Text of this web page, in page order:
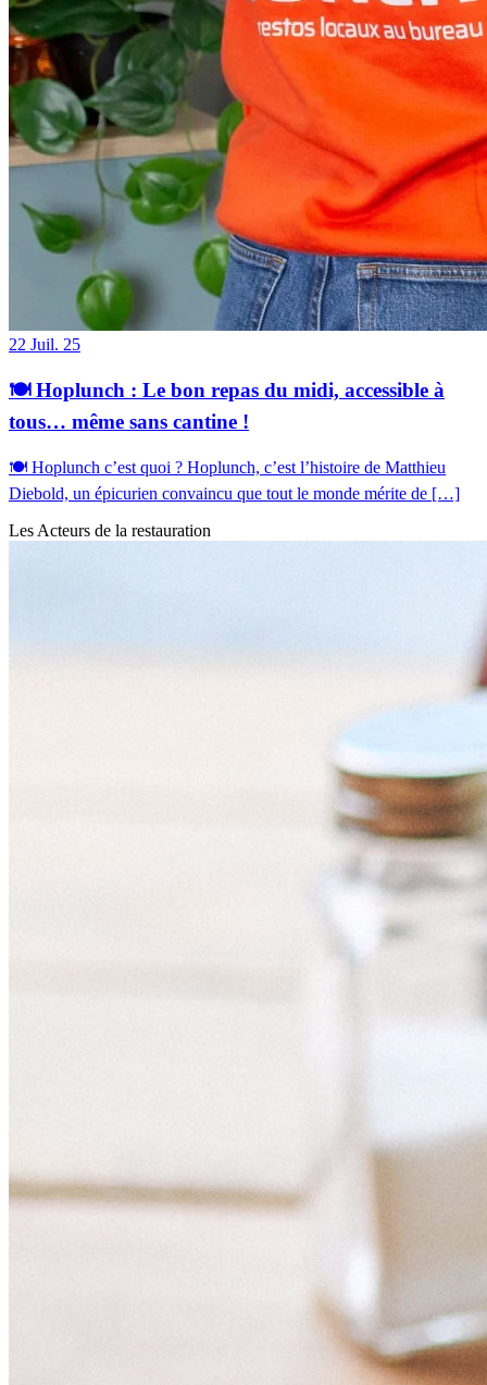
22 Juil. 25
🍽️ Hoplunch : Le bon repas du midi, accessible à
tous… même sans cantine !
🍽️ Hoplunch c’est quoi ? Hoplunch, c’est l’histoire de Matthieu
Diebold, un épicurien convaincu que tout le monde mérite de […]
Les Acteurs de la restauration